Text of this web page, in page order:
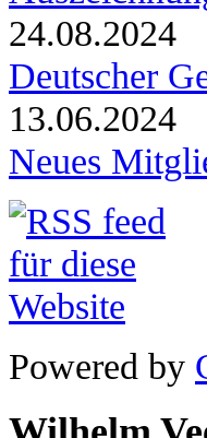
24.08.2024
Deutscher
13.06.2024
Neues
Powered by